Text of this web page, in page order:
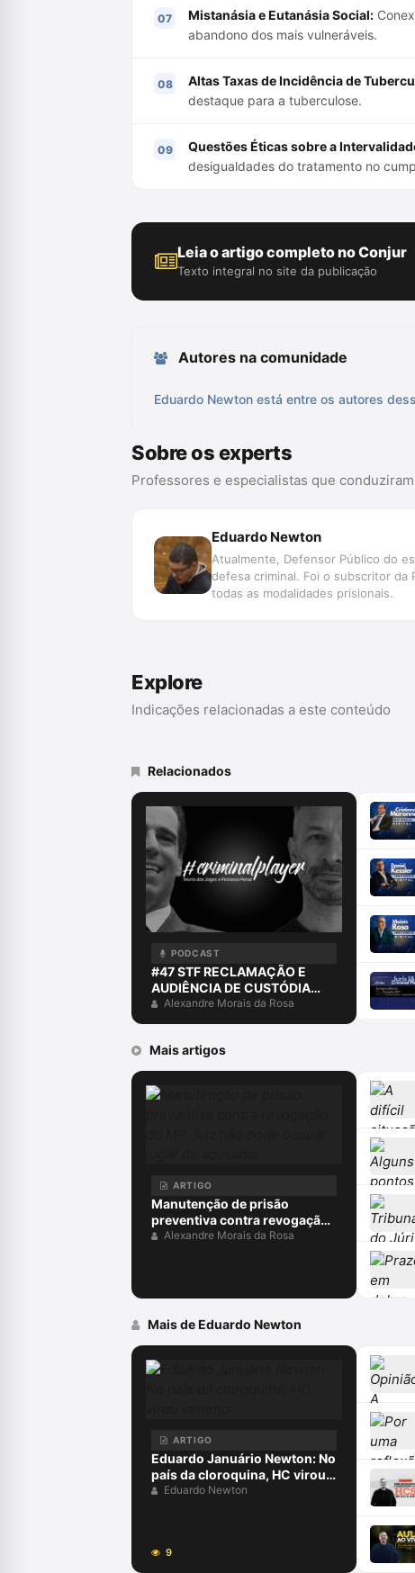
Mistanásia e Eutanásia Social:
abandono dos mais vulneráveis.
Altas Taxas de Incidência de
destaque para a tuberculose.
Questões Éticas sobre a
desigualdades do tratamento no
Leia o artigo completo no Conjur
Texto integral no site da publicação
Autores na comunidade
Eduardo Newton está entre os autores
Sobre os experts
Professores e especialistas que
Eduardo Newton
Atualmente, Defensor Público do
defesa criminal. Foi o subscritor da
todas as modalidades prisionais.
Explore
Indicações relacionadas a este conteúdo
Relacionados
PODCAST
#47 STF RECLAMAÇÃO E
AUDIÊNCIA DE CUSTÓDIA
COM EDUARDO NEWTON
Alexandre Morais da Rosa
Mais artigos
ARTIGO
Manutenção de prisão
preventiva contra revogação
do MP: juiz não pode ocupar
Alexandre Morais da Rosa
Mais de Eduardo Newton
ARTIGO
Eduardo Januário Newton: No
país da cloroquina, HC virou
veneno
Eduardo Newton
9